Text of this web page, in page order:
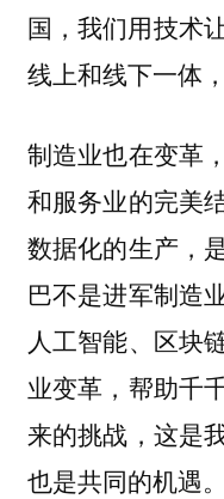
国，我们用技术
线上和线下一体
制造业也在变革
和服务业的完美
数据化的生产，
巴不是进军制造
人工智能、区块
业变革，帮助千
来的挑战，这是
也是共同的机遇。